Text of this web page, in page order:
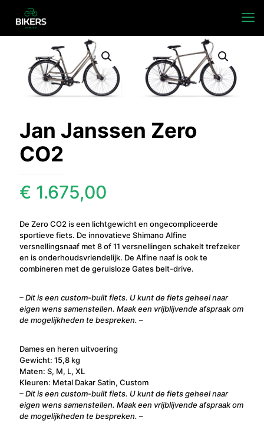
Jan Janssen Zero
CO2
€ 1.675,00
De Zero CO2 is een lichtgewicht en ongecompliceerde
sportieve fiets. De innovatieve Shimano Alfine
versnellingsnaaf met 8 of 11 versnellingen schakelt trefzeker
en is onderhoudsvriendelijk. De Alfine naaf is ook te
combineren met de geruisloze Gates belt-drive.
– Dit is een custom-built fiets. U kunt de fiets geheel naar
eigen wens samenstellen. Maak een vrijblijvende afspraak om
de mogelijkheden te bespreken. –
Dames en heren uitvoering
Gewicht: 15,8 kg
Maten: S, M, L, XL
Kleuren: Metal Dakar Satin, Custom
– Dit is een custom-built fiets. U kunt de fiets geheel naar
eigen wens samenstellen. Maak een vrijblijvende afspraak om
de mogelijkheden te bespreken. –